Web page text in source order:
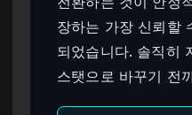
장하는 가장 신뢰할
되었습니다. 솔직히
스탯으로 바꾸기 전